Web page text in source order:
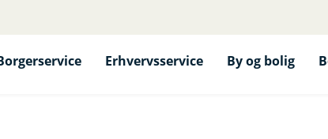
Erhvervsservice By og bolig